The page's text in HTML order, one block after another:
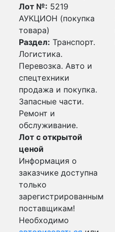
Лот №: 5219
АУКЦИОН (покупка
товара)
Раздел: Транспорт.
Логистика.
Перевозка. Авто и
спецтехники
продажа и покупка.
Запасные части.
Ремонт и
обслуживание.
Лот с открытой
ценой
Информация о
заказчике доступна
только
зарегистрированным
поставщикам!
Необходимо